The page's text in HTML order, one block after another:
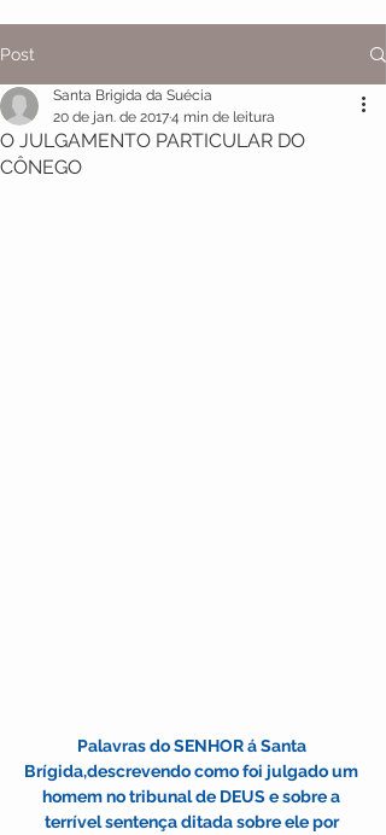
Post
O JULGAMENTO PARTICULAR DO
CÔNEGO
Santa Brigida da Suécia
20 de jan. de 20174 min de leitura
Palavras do SENHOR á Santa
Brígida,descrevendo como foi julgado um
homem no tribunal de DEUS e sobre a
terrível sentença ditada sobre ele por